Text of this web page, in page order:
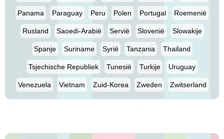
Panama Paraguay Peru Polen Portugal Roemenië
Rusland Saoedi-Arabië Servië Slovenië Slowakije
Spanje Suriname Syrië Tanzania Thailand
Tsjechische Republiek Tunesië Turkije Uruguay
Venezuela Vietnam Zuid-Korea Zweden Zwitserland